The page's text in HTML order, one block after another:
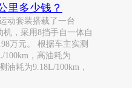
里多少钱？
动套装搭载了一台
机，采用8挡手自一体自
万元。 根据车主实测
100km，高油耗为
油耗为9.18L/100km，